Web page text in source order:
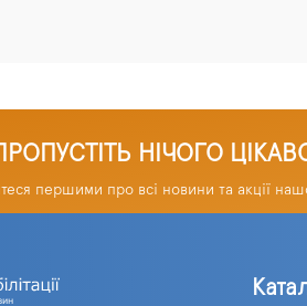
НІЧОГО
першими про всі новини та акції